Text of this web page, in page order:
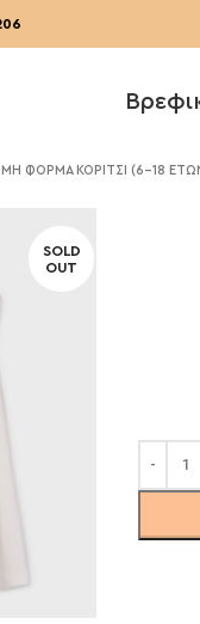
ΦΟΡΜΑ ΚΟΡΙΤΣΙ (6-18
SOLD
OUT